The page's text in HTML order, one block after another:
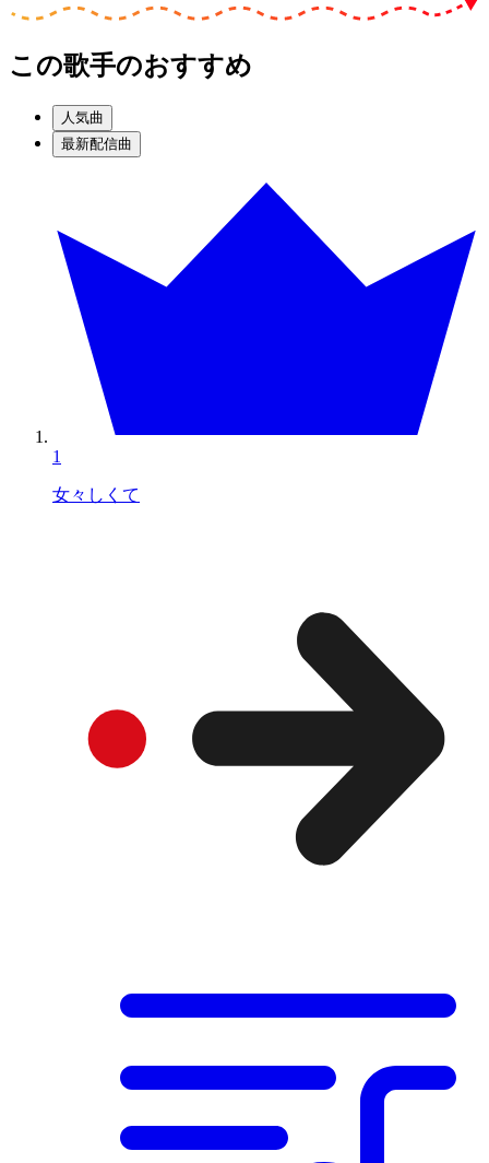
この歌手のおすすめ
人気曲
最新配信曲
1
女々しくて